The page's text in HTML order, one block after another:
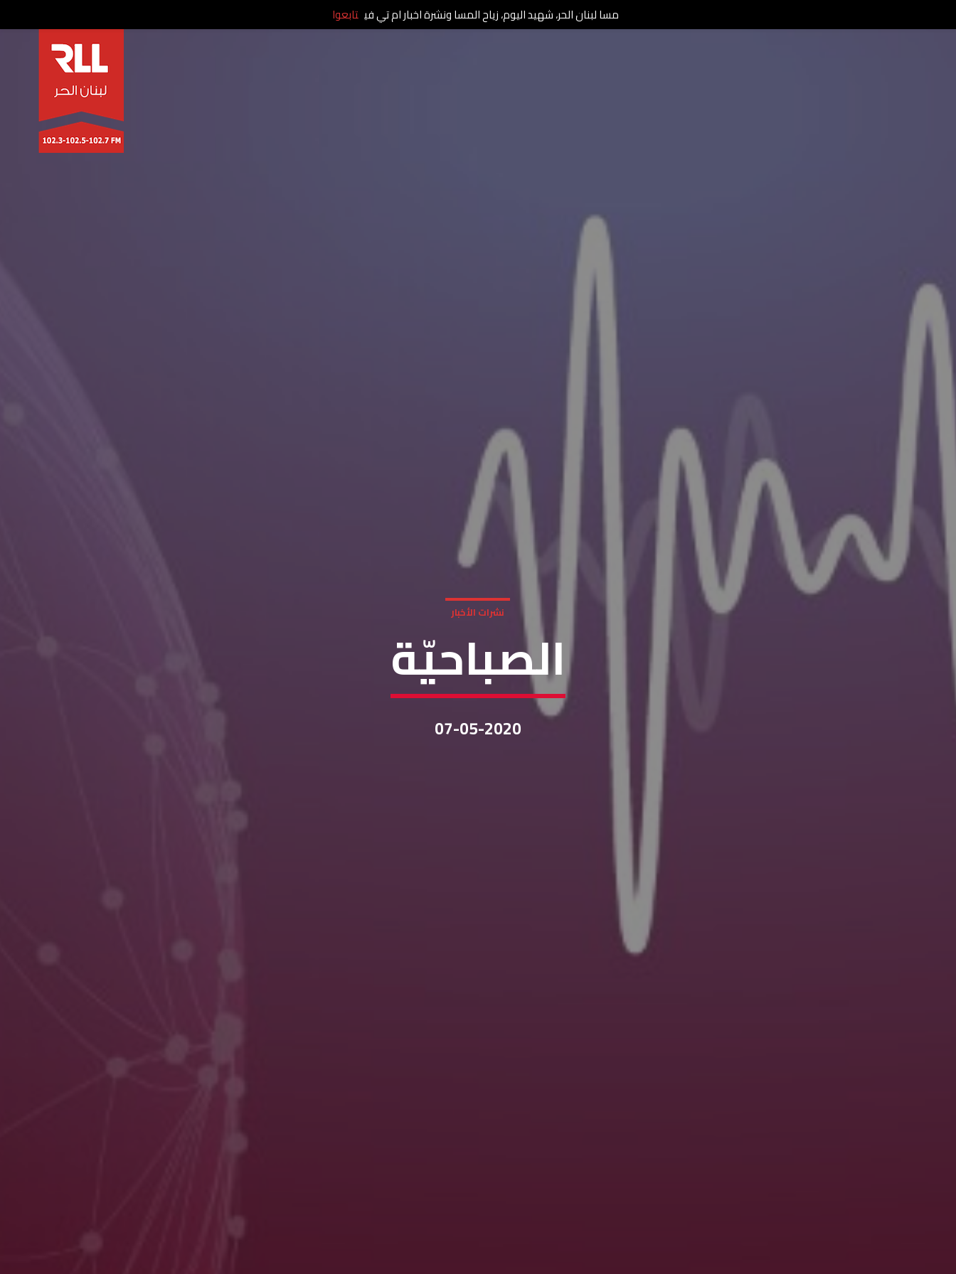
نشرات الأخبار
الصباحيّة
07-05-2020
مسا لبنان الحر، شهيد اليوم، زياح المسا ونشرة اخبار ام تي في تابعوا